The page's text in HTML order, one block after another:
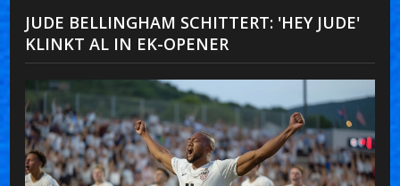
JUDE BELLINGHAM SCHITTERT: 'HEY JUDE'
KLINKT AL IN EK-OPENER